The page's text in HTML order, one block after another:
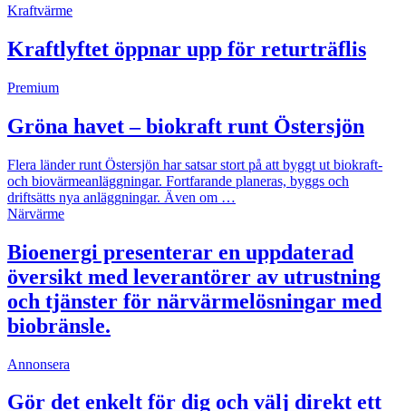
Kraftvärme
Kraftlyftet öppnar upp för returträflis
Premium
Gröna havet – biokraft runt Östersjön
Flera länder runt Östersjön har satsar stort på att byggt ut biokraft-
och biovärmeanläggningar. Fortfarande planeras, byggs och
driftsätts nya anläggningar. Även om …
Närvärme
Bioenergi presenterar en uppdaterad
översikt med leverantörer av utrustning
och tjänster för närvärmelösningar med
biobränsle.
Annonsera
Gör det enkelt för dig och välj direkt ett